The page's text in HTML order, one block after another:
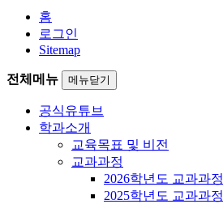
홈
로그인
Sitemap
전체메뉴 메뉴닫기
공식유튜브
학과소개
교육목표 및 비전
교과과정
2026학년도 교과과정
2025학년도 교과과정